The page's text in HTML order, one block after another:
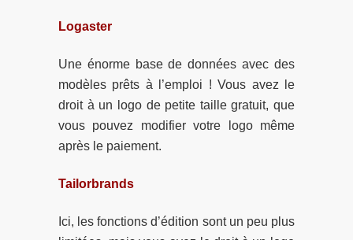
Logaster
Une énorme base de données avec des
modèles prêts à l’emploi ! Vous avez le
droit à un logo de petite taille gratuit, que
vous pouvez modifier votre logo même
après le paiement.
Tailorbrands
Ici, les fonctions d’édition sont un peu plus